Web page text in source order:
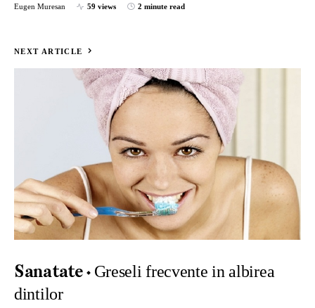
Eugen Muresan 59 views 2 minute read
NEXT ARTICLE
Sanatate
Greseli frecvente in albirea
dintilor